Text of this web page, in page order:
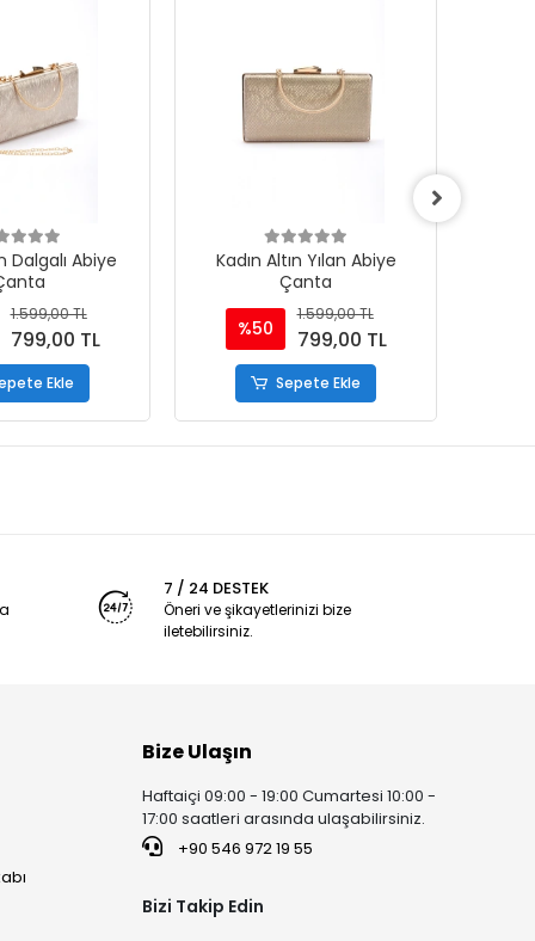
Dalgalı Abiye
1.599,00 TL
799,00 TL
Ekle
Kadın Altın Yılan Abiye
Çanta
%50
1.599,00 TL
799,00 TL
Sepete Ekle
7 / 24 DESTEK
Öneri ve şikayetlerinizi bize
iletebilirsiniz.
Bize Ulaşın
Haftaiçi 09:00 - 19:00 Cumartesi 10:00 -
17:00 saatleri arasında ulaşabilirsiniz.
+90 546 972 19 55
Bizi Takip Edin